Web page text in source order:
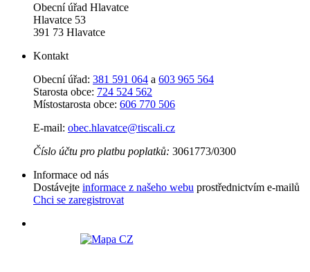
Obecní úřad Hlavatce
Hlavatce 53
391 73 Hlavatce
Kontakt
Obecní úřad: 381 591 064 a 603 965 564
Starosta obce: 724 524 562
Místostarosta obce: 606 770 506
E-mail: obec.hlavatce@tiscali.cz
Číslo účtu pro platbu poplatků: 3061773/0300
Informace od nás
Dostávejte informace z našeho webu prostřednictvím e-mailů
Chci se zaregistrovat